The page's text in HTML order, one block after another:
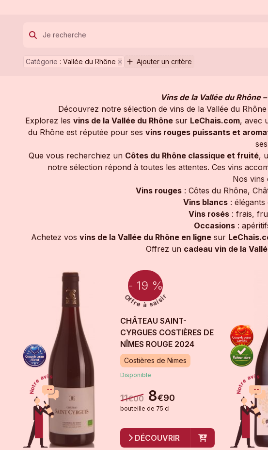
Catégorie : Vallée du Rhône Ajouter un critère
Vins de la Vallée du Rhône
Découvrez notre sélection de vins de la Vallée du
Explorez les vins de la Vallée du Rhône sur LeChais.com, avec
du Rhône est réputée pour ses vins rouges puissants et
Que vous recherchiez un Côtes du Rhône classique et fruité,
notre sélection répond à toutes les attentes. Ces vins
Nos vins
Vins rouges : Côtes du Rhône,
Vins blancs: élégants
Vins rosés: frais,
Occasions :
Achetez vos vins de la Vallée du Rhône en lignesur
Offrez un cadeau vin de la
- 19 %
CHÂTEAU SAINT-
CYRGUES COSTIÈRES DE
NÎMES ROUGE 2024
Costières de Nimes
Disponible
11€00 8€90
bouteille de 75 cl
DÉCOUVRIR